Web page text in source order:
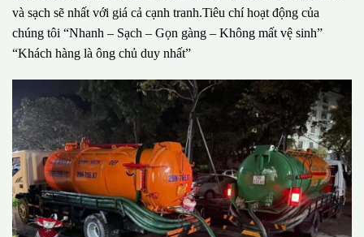
và sạch sẽ nhất với giá cả cạnh tranh.Tiêu chí hoạt động của
chúng tôi “Nhanh – Sạch – Gọn gàng – Không mất vệ sinh”
“Khách hàng là ông chủ duy nhất”